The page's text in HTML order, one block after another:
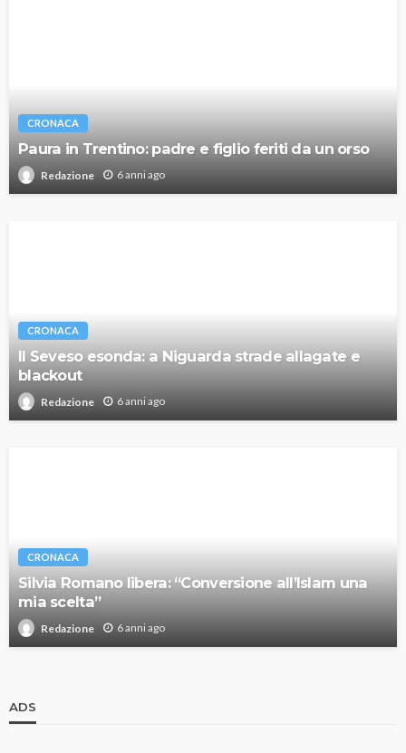
CRONACA
Paura in Trentino: padre e figlio feriti da un orso
Redazione 6 anni ago
CRONACA
Il Seveso esonda: a Niguarda strade allagate e
blackout
Redazione 6 anni ago
CRONACA
Silvia Romano libera: “Conversione all’Islam una
mia scelta”
Redazione 6 anni ago
ADS